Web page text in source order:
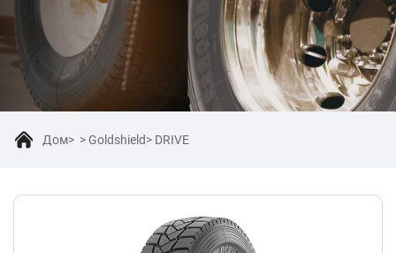
Дом Goldshield DRIVE